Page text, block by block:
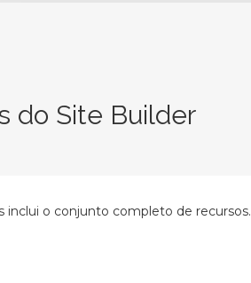
do Site Builder
inclui o conjunto completo de recursos.